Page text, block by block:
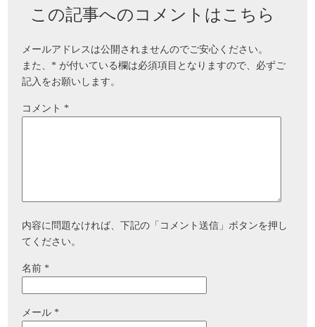
この記事へのコメントはこちら
メールアドレスは公開されませんのでご安心ください。
また、* が付いている欄は必須項目となりますので、必ずご
記入をお願いします。
コメント*
内容に問題なければ、下記の「コメント送信」ボタンを押し
てください。
名前*
メール*